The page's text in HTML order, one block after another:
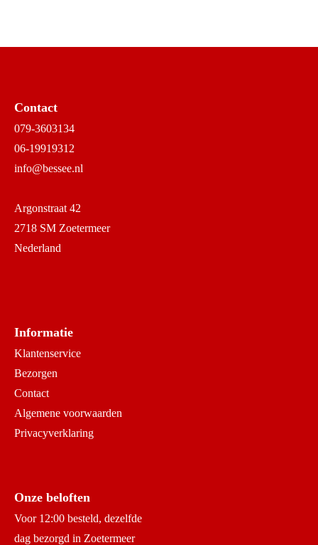
Contact
079-3603134
06-19919312
info@bessee.nl
Argonstraat 42
2718 SM Zoetermeer
Nederland
Informatie
Klantenservice
Bezorgen
Contact
Algemene voorwaarden
Privacyverklaring
Onze beloften
Voor 12:00 besteld, dezelfde
dag bezorgd in Zoetermeer